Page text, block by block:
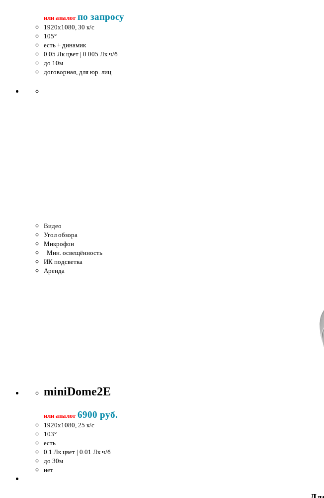
или аналог по запросу
1920x1080, 30 к/c
105°
есть + динамик
0.05 Лк цвет | 0.005 Лк ч/б
до 10м
договорная, для юр. лиц
Видео
Угол обзора
Микрофон
Мин. освещённость
ИК подсветка
Аренда
miniDome2E
или аналог 6900 руб.
1920x1080, 25 к/c
103°
есть
0.1 Лк цвет | 0.01 Лк ч/б
до 30м
нет